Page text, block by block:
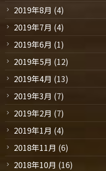
2019年8月 (4)
2019年7月 (4)
2019年6月 (1)
2019年5月 (12)
2019年4月 (13)
2019年3月 (7)
2019年2月 (7)
2019年1月 (4)
2018年11月 (6)
2018年10月 (16)